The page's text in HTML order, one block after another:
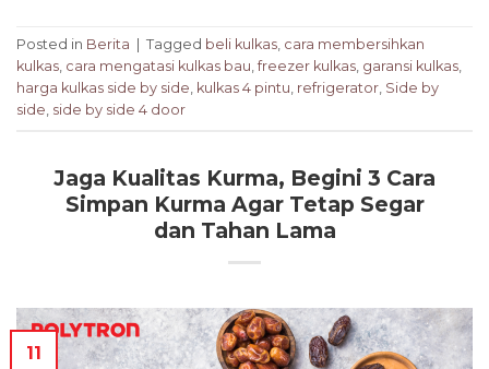
Posted in Berita Tagged beli kulkas, cara membersihkan
kulkas, cara mengatasi kulkas bau, freezer kulkas, garansi kulkas,
harga kulkas side by side, kulkas 4 pintu, refrigerator, Side by
side, side by side 4 door
Jaga Kualitas Kurma, Begini 3 Cara
Simpan Kurma Agar Tetap Segar
dan Tahan Lama
11